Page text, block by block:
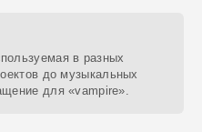
в разных
до музыкальных
для «vampire».